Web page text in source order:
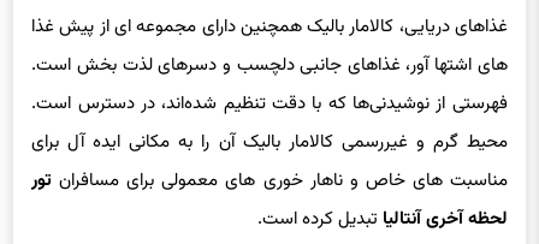
غذاهای دریایی، کالامار بالیک همچنین دارای مجموعه ای از پیش غذا
های اشتها آور، غذاهای جانبی دلچسب و دسرهای لذت بخش است.
فهرستی از نوشیدنی‌ها که با دقت تنظیم شده‌اند، در دسترس است.
محیط گرم و غیررسمی کالامار بالیک آن را به مکانی ایده آل برای
مناسبت های خاص و ناهار خوری های معمولی برای مسافران تور
لحظه آخری آنتالیا تبدیل کرده است.